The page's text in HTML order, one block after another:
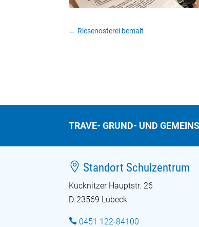
← Riesenosterei bemalt
TRAVE- GRUND- UND
 Standort Schulzentrum
Kücknitzer Hauptstr. 26
D-23569 Lübeck
 0451 122-84100